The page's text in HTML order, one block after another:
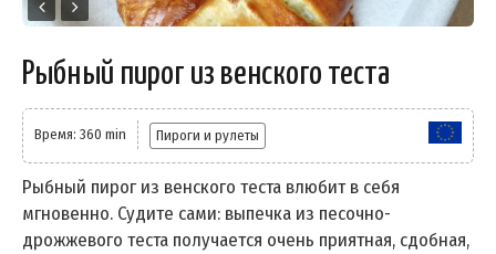
Рыбный пирог из венского теста
Время: 360 min Пироги и рулеты
Рыбный пирог из венского теста влюбит в себя
мгновенно. Судите сами: выпечка из песочно-
дрожжевого теста получается очень приятная, сдобная,